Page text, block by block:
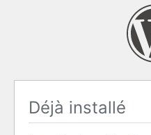
Déjà installé